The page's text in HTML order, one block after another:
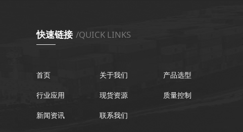
快速链接 /QUICK LINKS
首页 关于我们 产品选型
行业应用 现货资源 质量控制
新闻资讯 联系我们